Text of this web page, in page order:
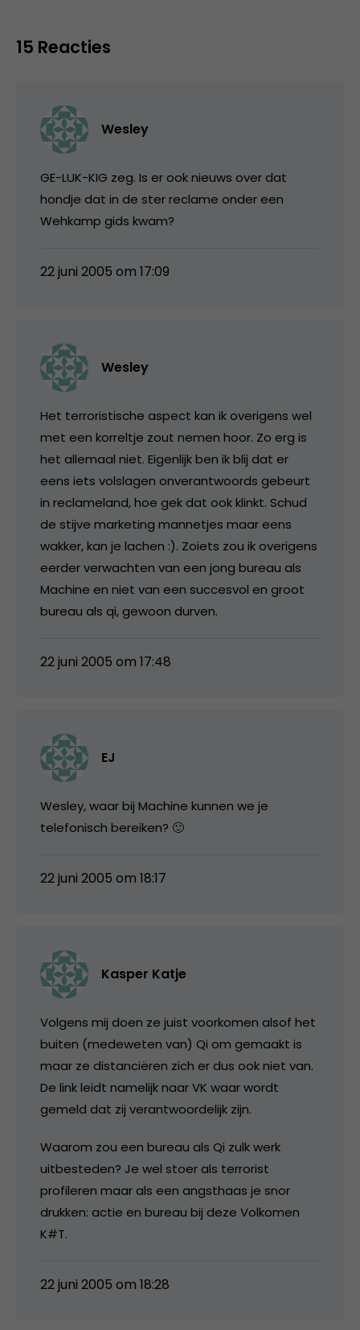
15 Reacties
Wesley
GE-LUK-KIG zeg. Is er ook nieuws over dat
hondje dat in de ster reclame onder een
Wehkamp gids kwam?
22 juni 2005 om 17:09
Wesley
Het terroristische aspect kan ik overigens wel
met een korreltje zout nemen hoor. Zo erg is
het allemaal niet. Eigenlijk ben ik blij dat er
eens iets volslagen onverantwoords gebeurt
in reclameland, hoe gek dat ook klinkt. Schud
de stijve marketing mannetjes maar eens
wakker, kan je lachen :). Zoiets zou ik overigens
eerder verwachten van een jong bureau als
Machine en niet van een succesvol en groot
bureau als qi, gewoon durven.
22 juni 2005 om 17:48
EJ
Wesley, waar bij Machine kunnen we je
telefonisch bereiken? 🙂
22 juni 2005 om 18:17
Kasper Katje
Volgens mij doen ze juist voorkomen alsof het
buiten (medeweten van) Qi om gemaakt is
maar ze distanciëren zich er dus ook niet van.
De link leidt namelijk naar VK waar wordt
gemeld dat zij verantwoordelijk zijn.
Waarom zou een bureau als Qi zulk werk
uitbesteden? Je wel stoer als terrorist
profileren maar als een angsthaas je snor
drukken: actie en bureau bij deze Volkomen
K#T.
22 juni 2005 om 18:28